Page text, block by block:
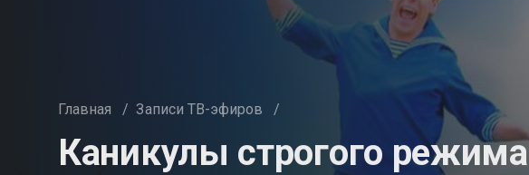
Главная / Записи ТВ-эфиров /
Каникулы строгого режима